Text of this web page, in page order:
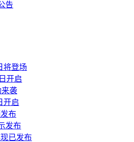
告
将登场
开启
来袭
开启
布
发布
已发布